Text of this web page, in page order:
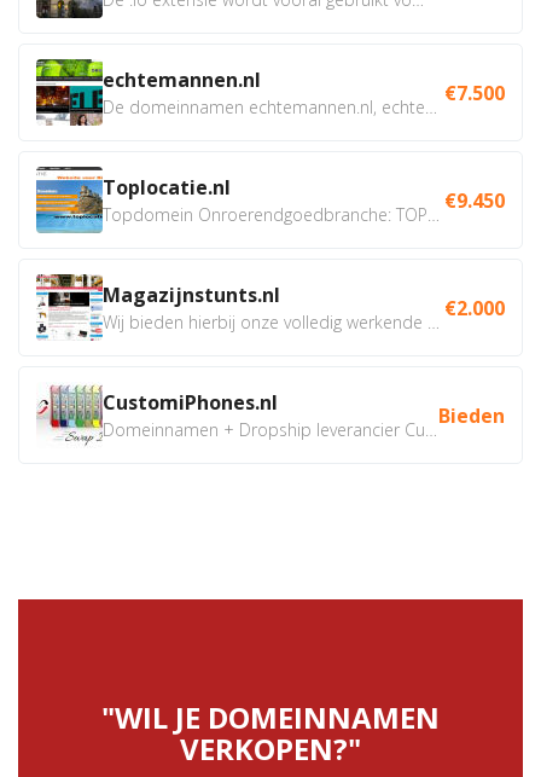
echtemannen.nl €7.500
Toplocatie.nl €9.450
Magazijnstunts.nl €2.000
CustomiPhones.nl Bieden
"WIL JE DOMEINNAMEN
VERKOPEN?"